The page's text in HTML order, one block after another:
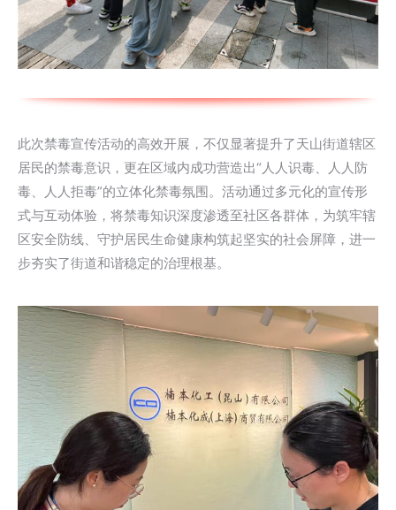
此次禁毒宣传活动的高效开展，不仅显著提升了天山街道辖区
居民的禁毒意识，更在区域内成功营造出“人人识毒、人人防
毒、人人拒毒”的立体化禁毒氛围。活动通过多元化的宣传形
式与互动体验，将禁毒知识深度渗透至社区各群体，为筑牢辖
区安全防线、守护居民生命健康构筑起坚实的社会屏障，进一
步夯实了街道和谐稳定的治理根基。